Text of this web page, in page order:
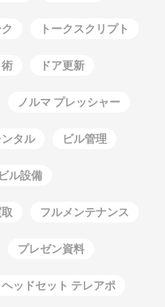
トークスクリプト
術 ドア更新
ノルマ プレッシャー
タル ビル管理
ビル設備
フルメンテナンス
プレゼン資料
ヘッドセット テレアポ